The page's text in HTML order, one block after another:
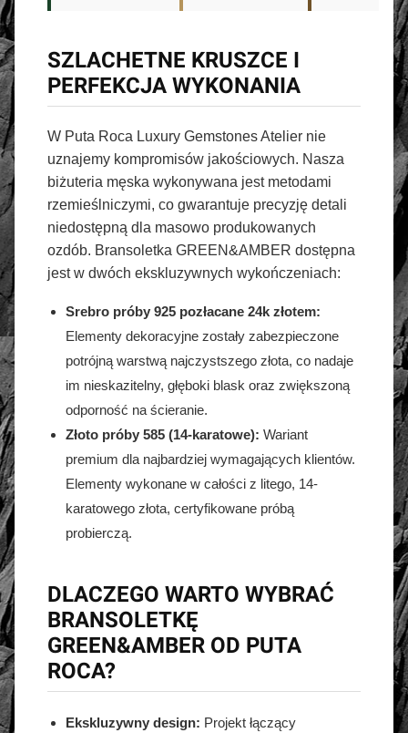
SZLACHETNE KRUSZCE I
PERFEKCJA WYKONANIA
W Puta Roca Luxury Gemstones Atelier nie
uznajemy kompromisów jakościowych. Nasza
biżuteria męska wykonywana jest metodami
rzemieślniczymi, co gwarantuje precyzję detali
niedostępną dla masowo produkowanych
ozdób. Bransoletka GREEN&AMBER dostępna
jest w dwóch ekskluzywnych wykończeniach:
Srebro próby 925 pozłacane 24k złotem:
Elementy dekoracyjne zostały zabezpieczone
potrójną warstwą najczystszego złota, co nadaje
im nieskazitelny, głęboki blask oraz zwiększoną
odporność na ścieranie.
Złoto próby 585 (14-karatowe): Wariant
premium dla najbardziej wymagających klientów.
Elementy wykonane w całości z litego, 14-
karatowego złota, certyfikowane próbą
probierczą.
DLACZEGO WARTO WYBRAĆ
BRANSOLETKĘ
GREEN&AMBER OD PUTA
ROCA?
Ekskluzywny design: Projekt łączący